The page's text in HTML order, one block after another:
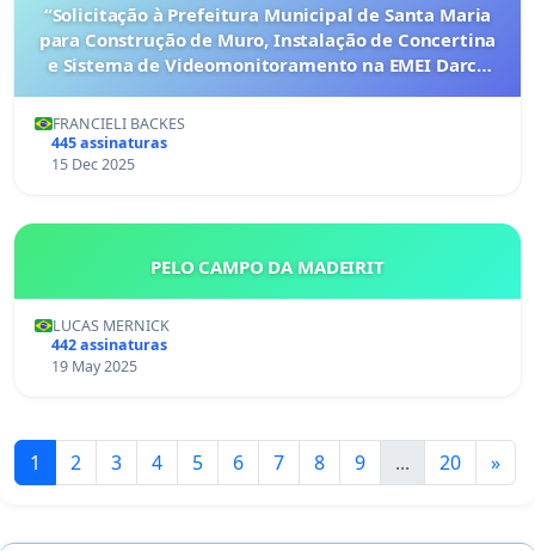
“Solicitação à Prefeitura Municipal de Santa Maria
para Construção de Muro, Instalação de Concertina
e Sistema de Videomonitoramento na EMEI Darcy
FRANCIELI BACKES
445 assinaturas
15 Dec 2025
PELO CAMPO DA MADEIRIT
LUCAS MERNICK
442 assinaturas
19 May 2025
1 2 3 4 5 6 7 8 9 ... 20 »